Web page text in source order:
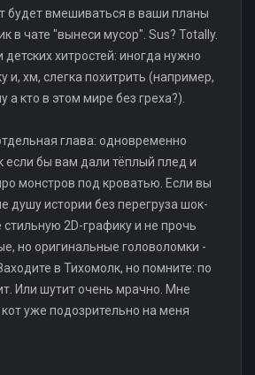
будет вмешиваться в ваши планы
в чате "вынеси мусор". Sus? Totally.
детских хитростей: иногда нужно
и, хм, слегка похитрить (например,
а кто в этом мире без греха?).
глава: одновременно
если бы вам дали тёплый плед и
монстров под кроватью. Если вы
душу истории без перегруза шок-
2D-графику и не прочь
но оригинальные головоломки -
в Тихомолк, но помните: по
Или шутит очень мрачно. Мне
уже подозрительно на меня